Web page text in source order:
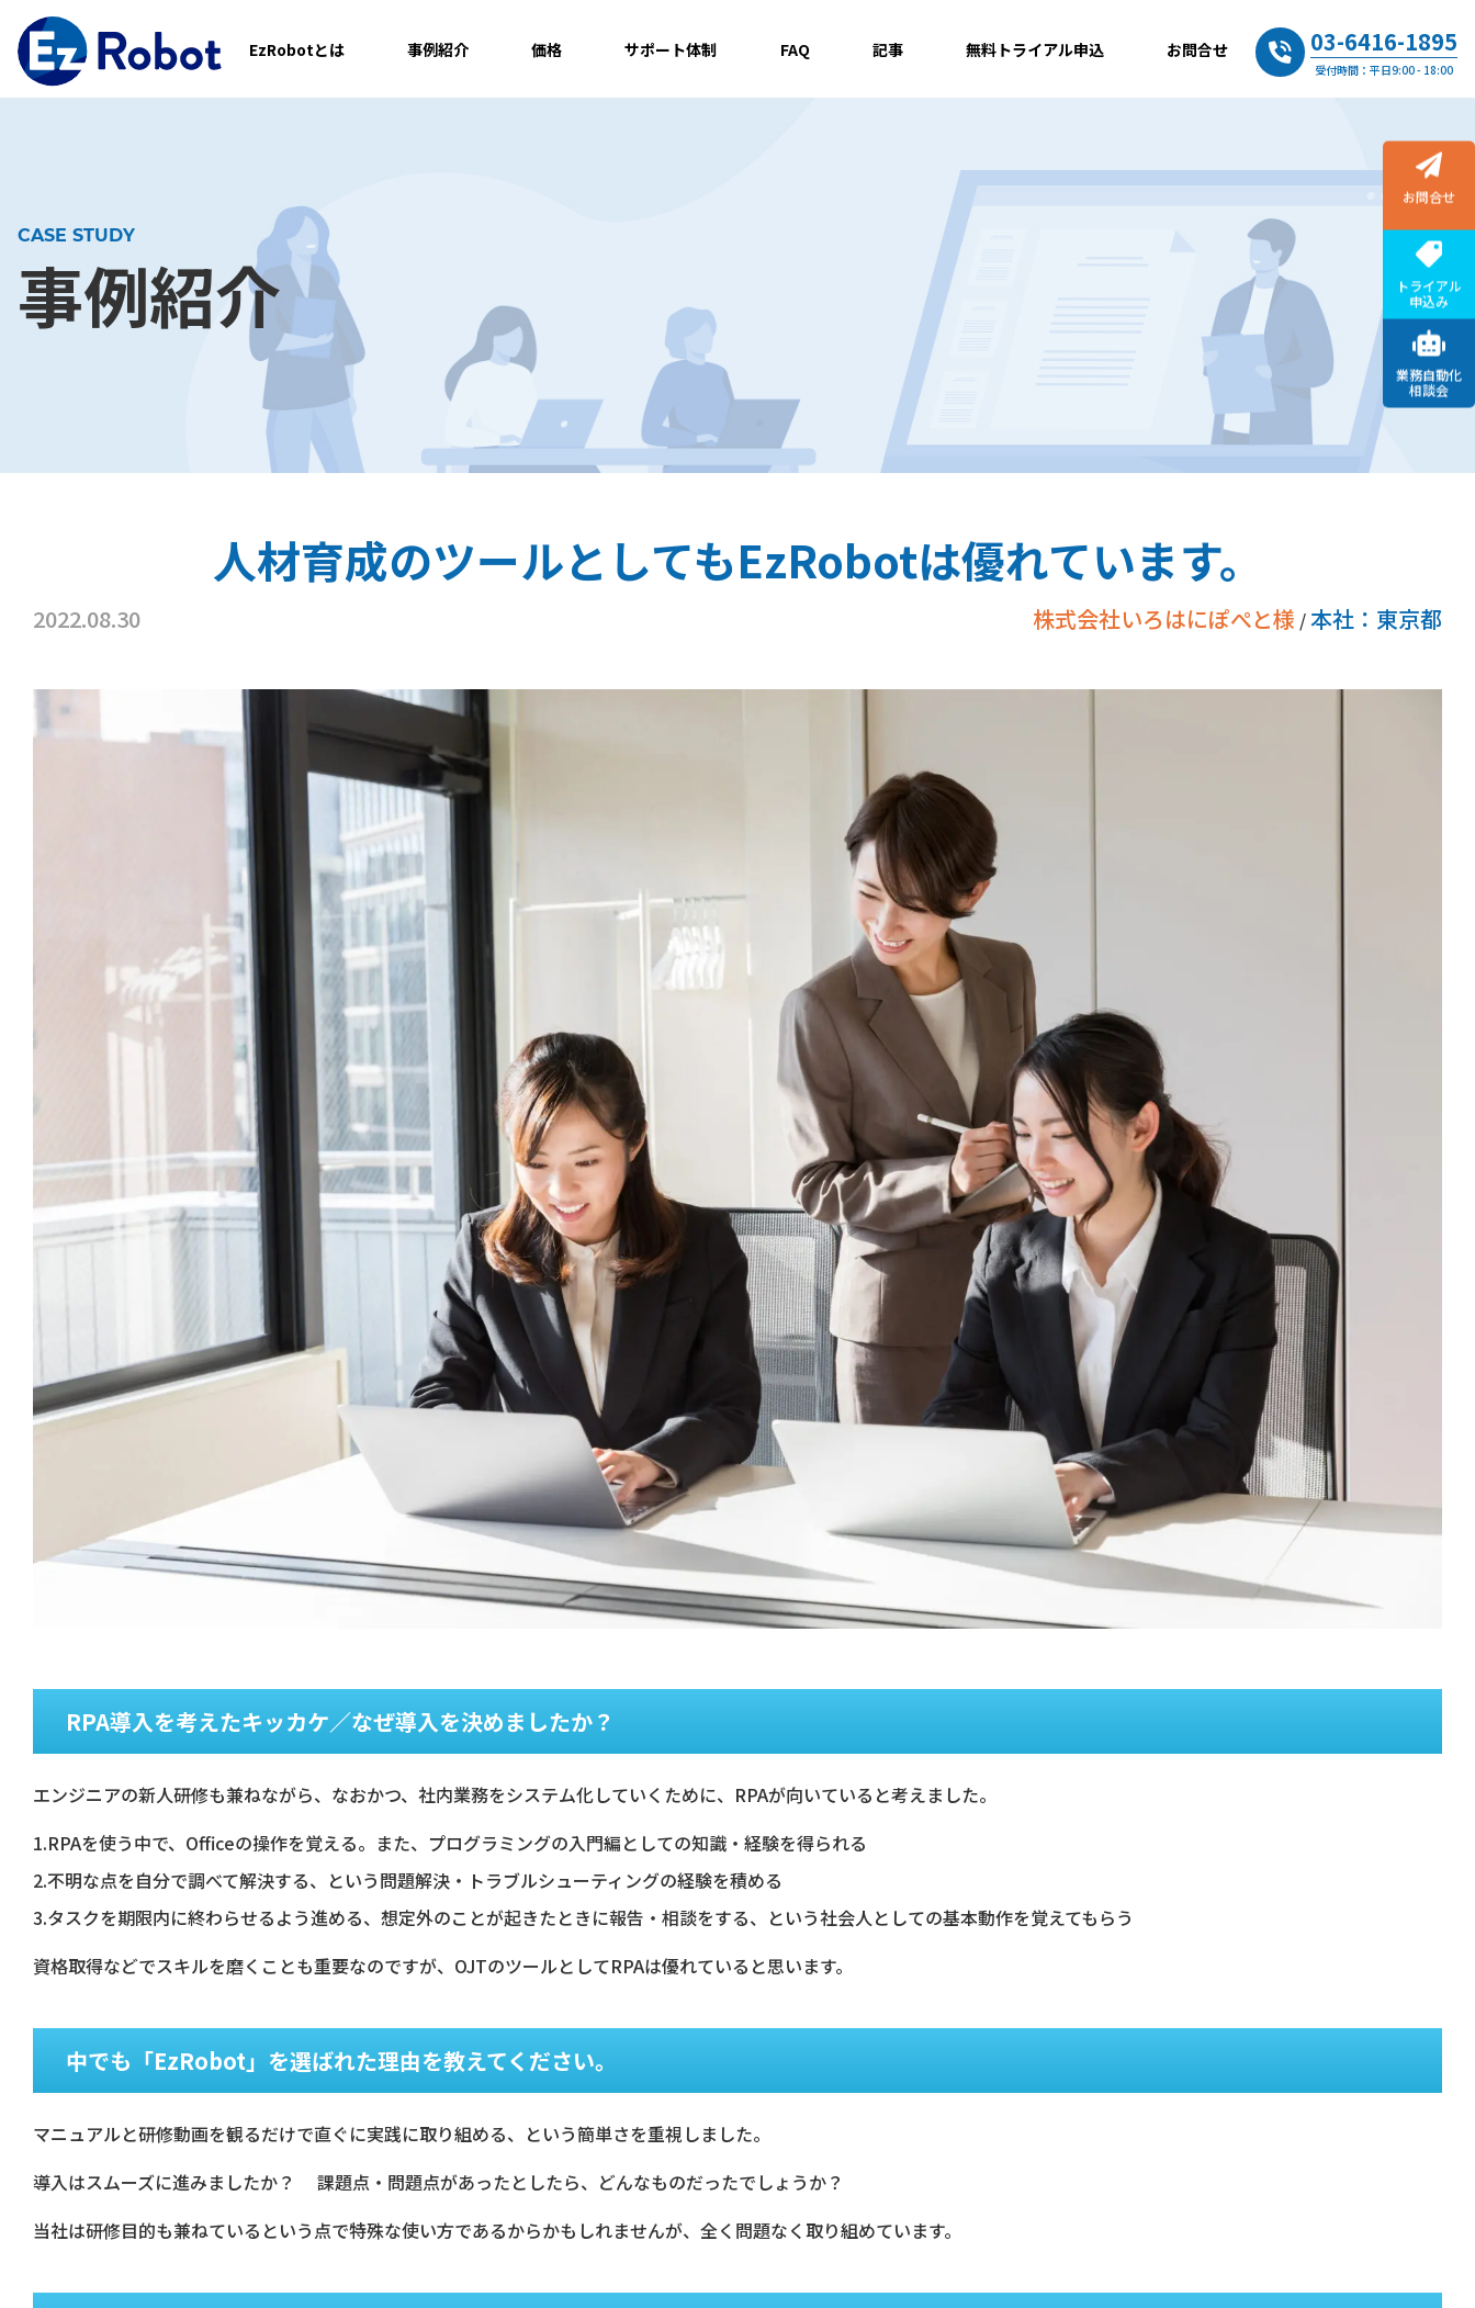
EzRobotとは 事例紹介 価格 サポート体制 FAQ 記事 無料トライアル申込 お問合せ 03-6416-1895
受付時間：平日9:00 - 18:00
CASE STUDY
事例紹介
人材育成のツールとしてもEzRobotは優れています。
2022.08.30 株式会社いろはにぽぺと様 / 本社：東京都
RPA導入を考えたキッカケ／なぜ導入を決めましたか？
エンジニアの新人研修も兼ねながら、なおかつ、社内業務をシステム化していくために、RPAが向いていると考えました。
1.RPAを使う中で、Officeの操作を覚える。また、プログラミングの入門編としての知識・経験を得られる
2.不明な点を自分で調べて解決する、という問題解決・トラブルシューティングの経験を積める
3.タスクを期限内に終わらせるよう進める、想定外のことが起きたときに報告・相談をする、という社会人としての基本動作を覚えてもらう
資格取得などでスキルを磨くことも重要なのですが、OJTのツールとしてRPAは優れていると思います。
中でも「EzRobot」を選ばれた理由を教えてください。
マニュアルと研修動画を観るだけで直ぐに実践に取り組める、という簡単さを重視しました。
導入はスムーズに進みましたか？ 課題点・問題点があったとしたら、どんなものだったでしょうか？
当社は研修目的も兼ねているという点で特殊な使い方であるからかもしれませんが、全く問題なく取り組めています。
お問合せ
トライアル
申込み
業務自動化
相談会